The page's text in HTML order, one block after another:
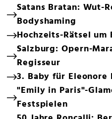
Satans Bratan: Wut-
Bodyshaming
Hochzeits-Rätsel um
Salzburg: Opern-
Regisseur
3. Baby für Eleonore
"Emily in Paris"-
Festspielen